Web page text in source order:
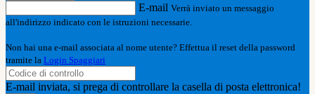
E-mail Verrà inviato un messaggio
all'indirizzo indicato con le istruzioni necessarie.
Non hai una e-mail associata al nome utente? Effettua il reset della password
tramite la Login Spaggiari
E-mail inviata, si prega di controllare la casella di posta elettronica!